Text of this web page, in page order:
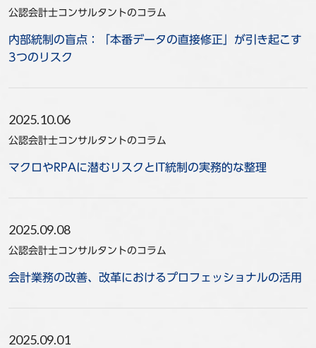
公認会計士コンサルタントのコラム
内部統制の盲点：「本番データの直接修正」が引き起こす
3つのリスク
2025.10.06
公認会計士コンサルタントのコラム
マクロやRPAに潜むリスクとIT統制の実務的な整理
2025.09.08
公認会計士コンサルタントのコラム
会計業務の改善、改革におけるプロフェッショナルの活用
2025.09.01